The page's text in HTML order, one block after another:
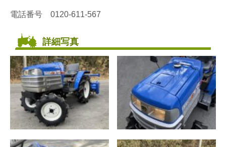
電話番号 0120-611-567
詳細写真